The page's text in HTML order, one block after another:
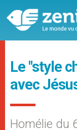
Le "style
avec
Homélie du